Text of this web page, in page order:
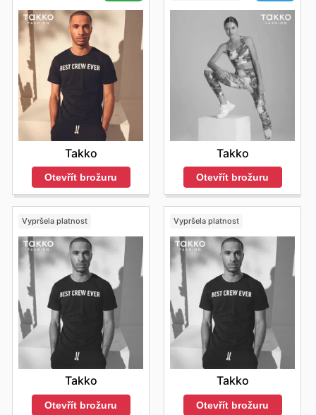
Takko
Otevřít brožuru
Takko
Otevřít brožuru
Vypršela platnost
Takko
Otevřít brožuru
Vypršela platnost
Takko
Otevřít brožuru